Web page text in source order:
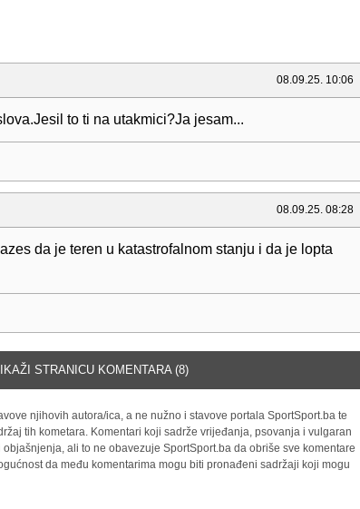
08.09.25. 10:06
to ti na utakmici?Ja jesam...
08.09.25. 08:28
da je teren u katastrofalnom stanju i da je lopta
STRANICU KOMENTARA (8)
njihovih autora/ica, a ne nužno i stavove portala SportSport.ba te
tih kometara. Komentari koji sadrže vrijeđanja, psovanja i vulgaran
ali to ne obavezuje SportSport.ba da obriše sve komentare
da među komentarima mogu biti pronađeni sadržaji koji mogu